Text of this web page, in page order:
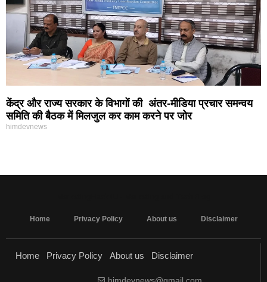
केंद्र और राज्य सरकार के विभागों की अंतर-मीडिया प्रचार समन्वय
समिति की बैठक में मिलजुल कर काम करने पर जोर
himdevnews
Home Privacy Policy About us Disclaimer
Home Privacy Policy About us Disclaimer